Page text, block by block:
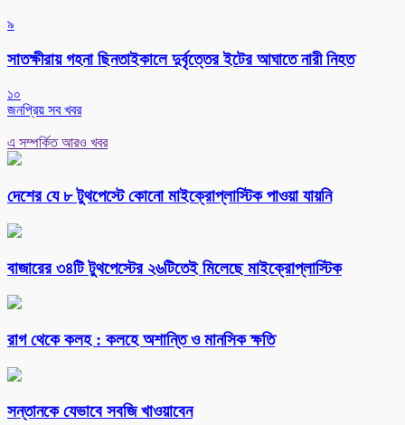
৯
সাতক্ষীরায় গহনা ছিনতাইকালে দুর্বৃত্তের ইটের আঘাতে নারী নিহত
১০
জনপ্রিয় সব খবর
এ সম্পর্কিত আরও খবর
দেশের যে ৮ টুথপেস্টে কোনো মাইক্রোপ্লাস্টিক পাওয়া যায়নি
বাজারের ৩৪টি টুথপেস্টের ২৬টিতেই মিলেছে মাইক্রোপ্লাস্টিক
রাগ থেকে কলহ : কলহে অশান্তি ও মানসিক ক্ষতি
সন্তানকে যেভাবে সবজি খাওয়াবেন